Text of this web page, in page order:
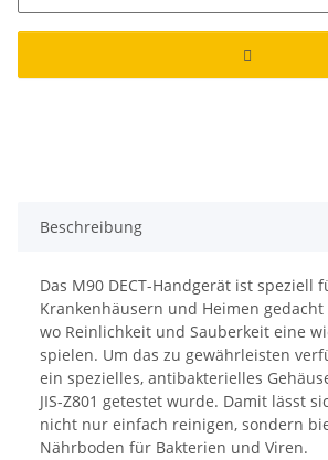
Beschreibung
Das M90 DECT-Handgerät ist speziell
Krankenhäusern und Heimen
wo Reinlichkeit und Sauberkeit eine
spielen. Um das zu gewährleisten
ein spezielles, antibakterielles
JIS-Z801 getestet wurde. Damit lässt
nicht nur einfach reinigen, sondern
Nährboden für Bakterien und Viren.